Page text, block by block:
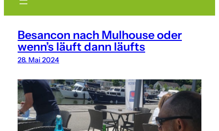
h
Besancon nach Mulhouse oder
wenn’s läuft dann läufts
28. Mai 2024